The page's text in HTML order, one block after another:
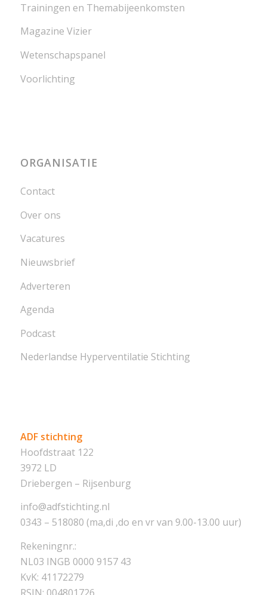
Trainingen en Themabijeenkomsten
Magazine Vizier
Wetenschapspanel
Voorlichting
ORGANISATIE
Contact
Over ons
Vacatures
Nieuwsbrief
Adverteren
Agenda
Podcast
Nederlandse Hyperventilatie Stichting
ADF stichting
Hoofdstraat 122
3972 LD
Driebergen – Rijsenburg
info@adfstichting.nl
0343 – 518080 (ma,di ,do en vr van 9.00-13.00 uur)
Rekeningnr.:
NL03 INGB 0000 9157 43
KvK: 41172279